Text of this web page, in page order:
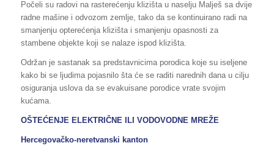
Počeli su radovi na rasterećenju klizišta u naselju Malješ sa dvije
radne mašine i odvozom zemlje, tako da se kontinuirano radi na
smanjenju opterećenja klizišta i smanjenju opasnosti za
stambene objekte koji se nalaze ispod klizišta.
Održan je sastanak sa predstavnicima porodica koje su iseljene
kako bi se ljudima pojasnilo šta će se raditi narednih dana u cilju
osiguranja uslova da se evakuisane porodice vrate svojim
kućama.
OŠTEĆENJE ELEKTRIČNE ILI VODOVODNE MREŽE
Hercegovačko-neretvanski kanton